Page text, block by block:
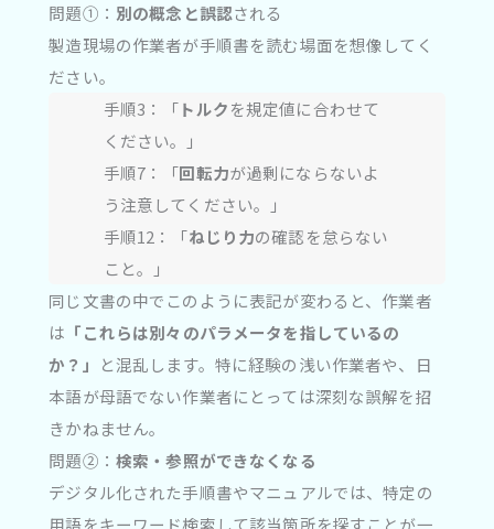
問題①： 別の概念と誤認される
製造現場の作業者が手順書を読む場面を想像してく
ださい。
手順3：「トルクを規定値に合わせて
ください。」
手順7：「回転力が過剰にならないよ
う注意してください。」
手順12：「ねじり力の確認を怠らない
こと。」
同じ文書の中でこのように表記が変わると、作業者
は 「これらは別々のパラメータを指しているの
か？」
と混乱します。特に経験の浅い作業者や、日
本語が母語でない作業者にとっては深刻な誤解を招
きかねません。
問題②： 検索・参照ができなくなる
デジタル化された手順書やマニュアルでは、特定の
用語をキーワード検索して該当箇所を探すことが一